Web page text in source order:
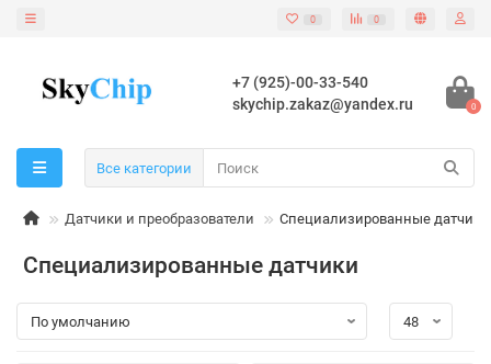
0 0
+7 (925)-00-33-540
skychip.zakaz@yandex.ru
0
Все категории
Датчики и преобразователи Специализированные датчики
Специализированные датчики